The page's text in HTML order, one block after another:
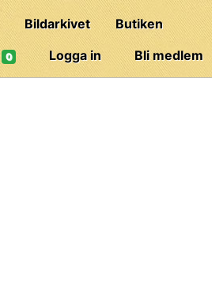
Bildarkivet
Butiken
Bli medlem
Logga in
0